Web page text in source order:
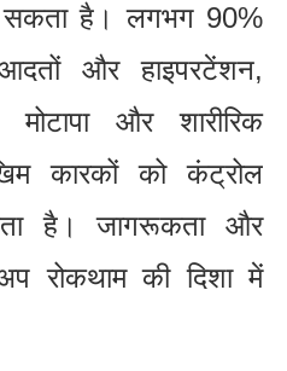
सकता है। लगभग 90%
और हाइपरटेंशन,
मोटापा और शारीरिक
कारकों को कंट्रोल
है। जागरूकता और
रोकथाम की दिशा में